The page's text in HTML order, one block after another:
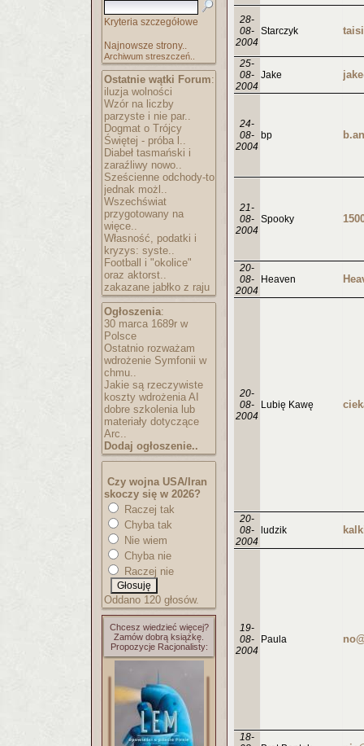
Kryteria szczegółowe
Najnowsze strony..
Archiwum streszczeń..
Ostatnie wątki Forum:
iluzja wolności
Wzór na liczby
parzyste i nie par..
Dogmat o Trójcy
Świętej - próba l..
Diabeł tasmański i
zaraźliwy nowo..
Sześcienne odchody-to
jednak możl..
Wszechświat
przygotowany na
więce..
Własność, podatki i
kryzys: syste..
Football i "okolice"
oraz aktorst..
zakazane jabłko z raju
Ogłoszenia:
30 marca 1689r w
Polsce
Ostatnio rozważam
wdrożenie Symfonii w
chmu..
Jakie są rzeczywiste
koszty wdrożenia AI
dobre szkolenia lub
materiały dotyczące
Arc..
Dodaj ogłoszenie..
Czy wojna USA/Iran
skoczy się w 2026?
Raczej tak
Chyba tak
Nie wiem
Chyba nie
Raczej nie
Oddano 120 głosów.
Chcesz wiedzieć więcej?
Zamów dobrą książkę.
Propozycje Racjonalisty:
28-
08-
2004
Starczyk
25-
08-
2004
Jake
24-
08-
2004
bp
21-
08-
2004
Spooky
20-
08-
2004
Heaven
20-
08-
2004
Lubię Kawę
20-
08-
2004
ludzik
19-
08-
2004
Paula
18-